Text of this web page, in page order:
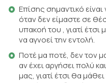
Επίσης σημαντικό
όταν δεν είμαστε σε
υπακοή του , γιατί έτσι
να αγνοεί την εντολή.
Ποτέ μα ποτέ, δεν τον
αν έχει αργήσει πολύ
μας, γιατί έτσι θα